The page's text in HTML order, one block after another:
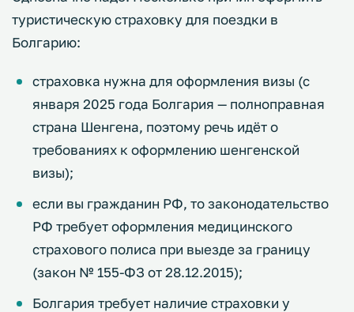
туристическую страховку для поездки в
Болгарию:
страховка нужна для оформления визы (с
января 2025 года Болгария — полноправная
страна Шенгена, поэтому речь идёт о
требованиях к оформлению шенгенской
визы);
если вы гражданин РФ, то законодательство
РФ требует оформления медицинского
страхового полиса при выезде за границу
(закон № 155-ФЗ от 28.12.2015);
Болгария требует наличие страховки у